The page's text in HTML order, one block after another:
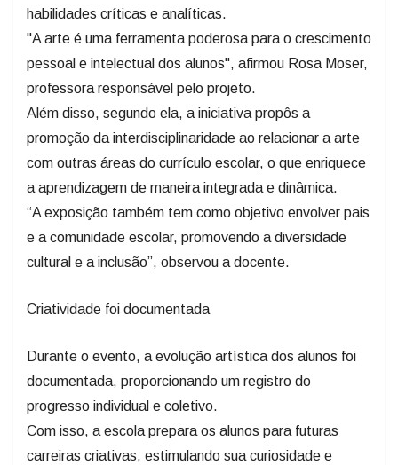
habilidades críticas e analíticas.
"A arte é uma ferramenta poderosa para o crescimento
pessoal e intelectual dos alunos", afirmou Rosa Moser,
professora responsável pelo projeto.
Além disso, segundo ela, a iniciativa propôs a
promoção da interdisciplinaridade ao relacionar a arte
com outras áreas do currículo escolar, o que enriquece
a aprendizagem de maneira integrada e dinâmica.
“A exposição também tem como objetivo envolver pais
e a comunidade escolar, promovendo a diversidade
cultural e a inclusão”, observou a docente.
Criatividade foi documentada
Durante o evento, a evolução artística dos alunos foi
documentada, proporcionando um registro do
progresso individual e coletivo.
Com isso, a escola prepara os alunos para futuras
carreiras criativas, estimulando sua curiosidade e